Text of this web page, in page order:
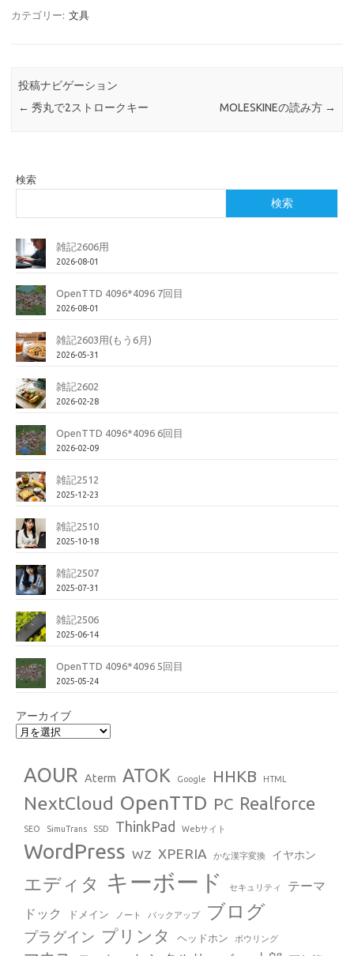
カテゴリー: 文具
投稿ナビゲーション
← 秀丸で2ストロークキー MOLESKINEの読み方 →
検索
検索
雑記2606用
2026-08-01
OpenTTD 4096*4096 7回目
2026-08-01
雑記2603用(もう6月)
2026-05-31
雑記2602
2026-02-28
OpenTTD 4096*4096 6回目
2026-02-09
雑記2512
2025-12-23
雑記2510
2025-10-18
雑記2507
2025-07-31
雑記2506
2025-06-14
OpenTTD 4096*4096 5回目
2025-05-24
アーカイブ
AOUR Aterm ATOK Google HHKB HTML
NextCloud OpenTTD PC Realforce
SEO SimuTrans SSD ThinkPad Webサイト
WordPress WZ XPERIA かな漢字変換 イヤホン
エディタ キーボード セキュリティ
テーマ
ドック
ドメイン ノート バックアップ ブログ
プラグイン プリンタ ヘッドホン ボウリング